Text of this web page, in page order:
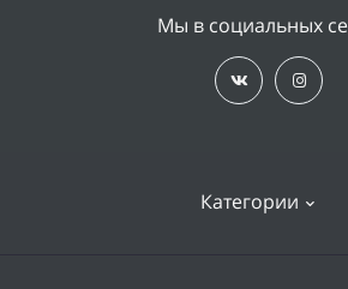
Категории
Мы в социальных